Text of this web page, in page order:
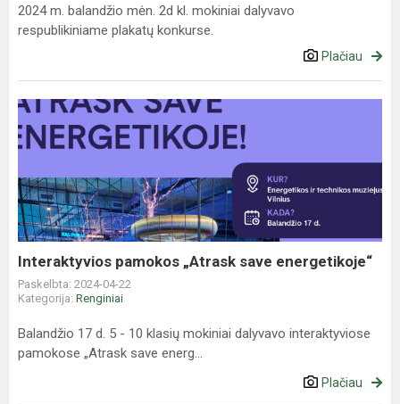
2024 m. balandžio mėn. 2d kl. mokiniai dalyvavo
respublikiniame plakatų konkurse.
Plačiau
Interaktyvios
pamokos
„Atrask
energetikoje“
Interaktyvios pamokos „Atrask save energetikoje“
Paskelbta: 2024-04-22
Kategorija: Renginiai
Balandžio 17 d. 5 - 10 klasių mokiniai dalyvavo interaktyviose
pamokose „Atrask save energ...
Plačiau